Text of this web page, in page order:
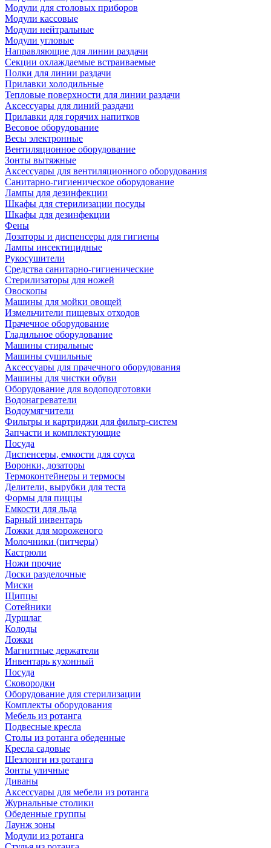
Модули для столовых приборов
Модули кассовые
Модули нейтральные
Модули угловые
Направляющие для линии раздачи
Секции охлаждаемые встраиваемые
Полки для линии раздачи
Прилавки холодильные
Тепловые поверхности для линии раздачи
Аксессуары для линий раздачи
Прилавки для горячих напитков
Весовое оборудование
Весы электронные
Вентиляционное оборудование
Зонты вытяжные
Аксессуары для вентиляционного оборудования
Санитарно-гигиеническое оборудование
Лампы для дезинфекции
Шкафы для стерилизации посуды
Шкафы для дезинфекции
Фены
Дозаторы и диспенсеры для гигиены
Лампы инсектицидные
Рукосушители
Средства санитарно-гигиенические
Стерилизаторы для ножей
Овоскопы
Машины для мойки овощей
Измельчители пищевых отходов
Прачечное оборудование
Гладильное оборудование
Машины стиральные
Машины сушильные
Аксессуары для прачечного оборудования
Машины для чистки обуви
Оборудование для водоподготовки
Водонагреватели
Водоумягчители
Фильтры и картриджи для фильтр-систем
Запчасти и комплектующие
Посуда
Диспенсеры, емкости для соуса
Воронки, дозаторы
Термоконтейнеры и термосы
Делители, вырубки для теста
Формы для пиццы
Емкости для льда
Барный инвентарь
Ложки для мороженого
Молочники (питчеры)
Кастрюли
Ножи прочие
Доски разделочные
Миски
Щипцы
Сотейники
Дуршлаг
Колоды
Ложки
Магнитные держатели
Инвентарь кухонный
Посуда
Сковородки
Оборудование для стерилизации
Комплекты оборудования
Мебель из ротанга
Подвесные кресла
Столы из ротанга обеденные
Кресла садовые
Шезлонги из ротанга
Зонты уличные
Диваны
Аксессуары для мебели из ротанга
Журнальные столики
Обеденные группы
Лаунж зоны
Модули из ротанга